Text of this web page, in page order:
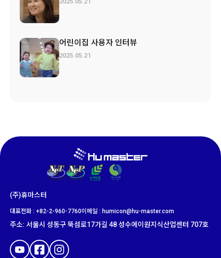
어린이집 사용자 인터뷰
2025.05.21
(주)휴마스터
대표전화 : +82-2-960-7760이메일 : humicon@hu-master.com​
주소: 서울시 성동구 뚝섬로17가길 48성수에이원지식산업센터 707호